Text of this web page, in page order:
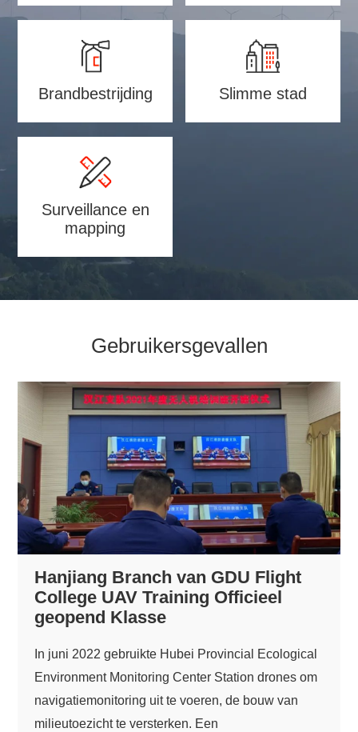
Brandbestrijding Slimme stad
Surveillance en
mapping
Gebruikersgevallen
Hanjiang Branch van GDU Flight
College UAV Training Officieel
geopend Klasse
In juni 2022 gebruikte Hubei Provincial Ecological
Environment Monitoring Center Station drones om
navigatiemonitoring uit te voeren, de bouw van
milieutoezicht te versterken. Een